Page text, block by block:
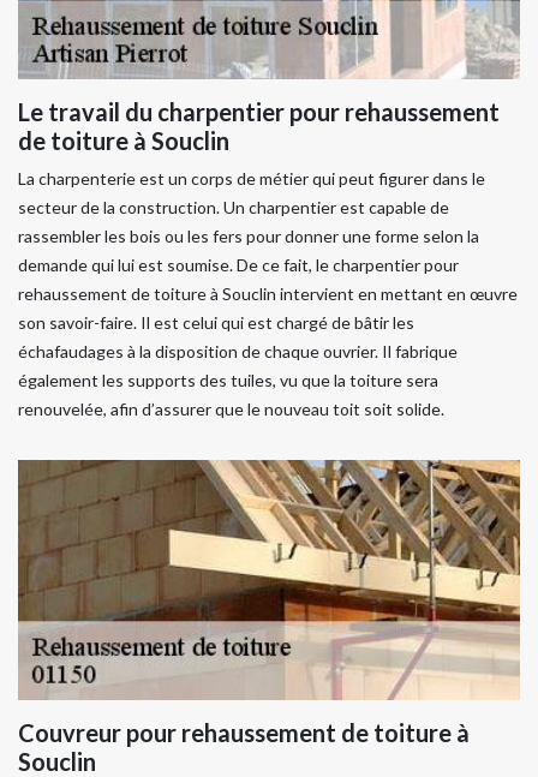
Le travail du charpentier pour rehaussement
de toiture à Souclin
La charpenterie est un corps de métier qui peut figurer dans le
secteur de la construction. Un charpentier est capable de
rassembler les bois ou les fers pour donner une forme selon la
demande qui lui est soumise. De ce fait, le charpentier pour
rehaussement de toiture à Souclin intervient en mettant en œuvre
son savoir-faire. Il est celui qui est chargé de bâtir les
échafaudages à la disposition de chaque ouvrier. Il fabrique
également les supports des tuiles, vu que la toiture sera
renouvelée, afin d’assurer que le nouveau toit soit solide.
Couvreur pour rehaussement de toiture à
Souclin